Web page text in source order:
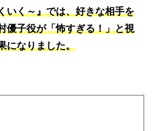
いく～』では、好きな相手を
優子役が「怖すぎる！」と視
になりました。